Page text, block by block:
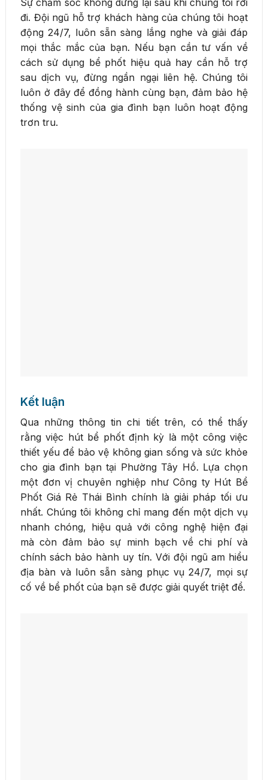
đi. Đội ngũ hỗ trợ khách hàng của chúng tôi hoạt
động 24/7, luôn sẵn sàng lắng nghe và giải đáp
mọi thắc mắc của bạn. Nếu bạn cần tư vấn về
cách sử dụng bể phốt hiệu quả hay cần hỗ trợ
sau dịch vụ, đừng ngần ngại liên hệ. Chúng tôi
luôn ở đây để đồng hành cùng bạn, đảm bảo hệ
thống vệ sinh của gia đình bạn luôn hoạt động
trơn tru.
Kết luận
Qua những thông tin chi tiết trên, có thể thấy
rằng việc hút bể phốt định kỳ là một công việc
thiết yếu để bảo vệ không gian sống và sức khỏe
cho gia đình bạn tại Phường Tây Hồ. Lựa chọn
một đơn vị chuyên nghiệp như Công ty Hút Bể
Phốt Giá Rẻ Thái Bình chính là giải pháp tối ưu
nhất. Chúng tôi không chỉ mang đến một dịch vụ
nhanh chóng, hiệu quả với công nghệ hiện đại
mà còn đảm bảo sự minh bạch về chi phí và
chính sách bảo hành uy tín. Với đội ngũ am hiểu
địa bàn và luôn sẵn sàng phục vụ 24/7, mọi sự
cố về bể phốt của bạn sẽ được giải quyết triệt để.